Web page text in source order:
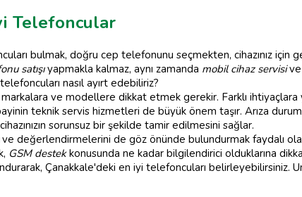
Telefoncular
bulmak, doğru cep telefonunu seçmekten, cihazınız için
satışıyapmakla kalmaz, aynı zamanda mobil cihaz servisive
nasıl ayırt edebiliriz?
ve modellere dikkat etmek gerekir. Farklı
teknik servis hizmetleri de büyük önem taşır. Arıza
sorunsuz bir şekilde tamir edilmesini sağlar.
ve değerlendirmelerini de göz önünde bulundurmak faydalı
GSM destekkonusunda ne kadar bilgilendirici olduklarına
Çanakkale'deki en iyi telefoncuları belirleyebilirsiniz.